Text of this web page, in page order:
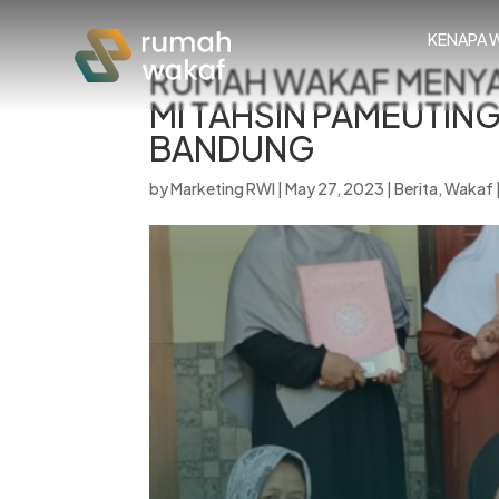
KENAPA
RUMAH WAKAF
MI TAHSIN
BANDUNG
byMarketing RWI |May 27, 2023 |Berita,Wakaf